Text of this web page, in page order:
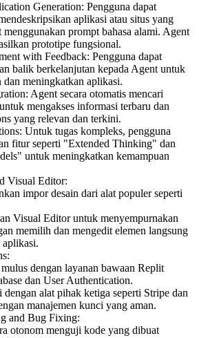
Generation: Pengguna dapat
aplikasi atau situs yang
prompt bahasa alami. Agent
prototipe fungsional.
with Feedback: Pengguna dapat
balik berkelanjutan kepada Agent untuk
dan meningkatkan aplikasi.
Agent secara otomatis mencari
mengakses informasi terbaru dan
yang relevan dan terkini.
Untuk tugas kompleks, pengguna
fitur seperti "Extended Thinking" dan
untuk meningkatkan kemampuan
Visual Editor:
impor desain dari alat populer seperti
Visual Editor untuk menyempurnakan
memilih dan mengedit elemen langsung
dengan layanan bawaan Replit
dan User Authentication.
dengan alat pihak ketiga seperti Stripe dan
manajemen kunci yang aman.
and Bug Fixing:
otonom menguji kode yang dibuat